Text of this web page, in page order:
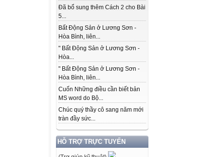
Đã bổ sung thêm Cách 2 cho Bài
5...
Bất Động Sản ở Lương Sơn -
Hòa Bình, liên...
" Bất Động Sản ở Lương Sơn -
Hòa...
" Bất Động Sản ở Lương Sơn -
Hòa Bình, liên...
Cuốn Những điều cần biết bản
MS word do Bộ...
Chúc quý thầy cô sang năm mới
tràn đầy sức...
HỖ TRỢ TRỰC TUYẾN